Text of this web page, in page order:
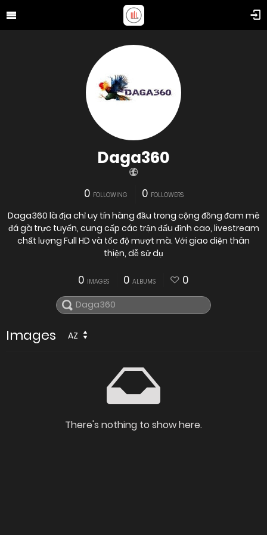
Daga360
0 FOLLOWING 0 FOLLOWERS
Daga360 là địa chỉ uy tín hàng đầu trong cộng đồng đam mê
đá gà trực tuyến, cung cấp các trận đấu đỉnh cao, livestream
chất lượng Full HD và tốc độ mượt mà. Với giao diện thân
thiện, dễ sử dụ
0 IMAGES 0 ALBUMS 0
Images AZ
There's nothing to show here.